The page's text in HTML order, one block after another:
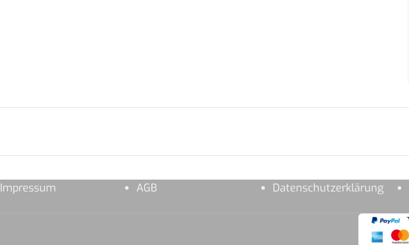
Impressum AGB Datenschutzerklärung